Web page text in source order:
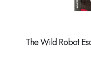
The Wild Robot